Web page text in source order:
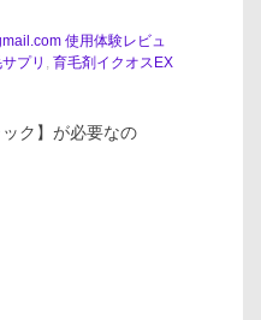
使用体験レビュ
プリ
育毛剤イクオスEX
ク】が必要なの